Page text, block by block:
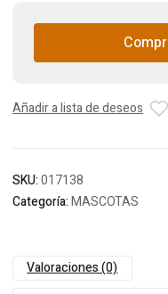
Añadir a lista de deseos
SKU:017138
Categoría:MASCOTAS
Valoraciones (0)